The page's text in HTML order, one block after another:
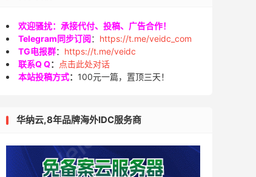
欢迎骚扰：承接代付、投稿、广告合作！
Telegram同步订阅： https://t.me/veidc_com
TG电报群： https://t.me/veidc
联系Q Q：
点击此处对话
本站投稿方式： 100元一篇，置顶三天！
华纳云,8年品牌海外IDC服务商